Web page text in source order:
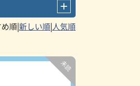
|
|